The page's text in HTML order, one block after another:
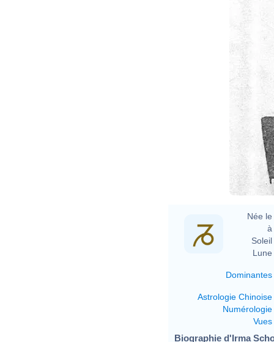
Née le
à
Soleil
Lune
Dominantes
Astrologie Chinoise
Numérologie
Vues
Biographie d'Irma